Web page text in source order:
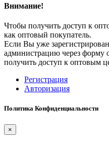
Внимание!
Чтобы получить доступ к
как оптовый покупатель.
Если Вы уже
администрацию через форму
получить доступ к оптовым
Регистрация
Авторизация
Политика Конфиденциальности
×